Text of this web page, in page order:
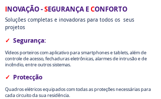
INOVAÇÃO -SEGURANÇA ECONFORTO
Soluções completas e inovadoras para todos os seus
projetos
✓ Segurança:
Vídeos porteiros com aplicativo para smartphones e tablets, além de
controle de acesso, fechaduras eletrônicas, alarmes de intrusão e de
incêndio, entre outros sistemas.
✓ Protecção
Quadros elétricos equipados com todas as proteções necessárias para
cada circuito da sua residência.